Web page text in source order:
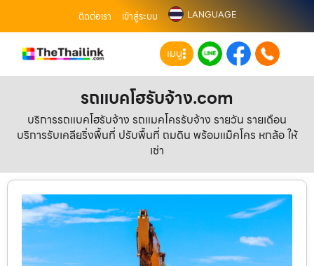
ติดต่อเรา เข้าสู่ระบบ LANGUAGE
เมนู
รถแบคโฮรับจ้าง.com
บริการรถแบคโฮรับจ้าง รถแมคโครรับจ้าง รายวัน รายเดือน
บริการรับเคลียริ่งพื้นที่ ปรับพื้นที่ ถมดิน พร้อมแม็คโคร หกล้อ ให้
เช่า